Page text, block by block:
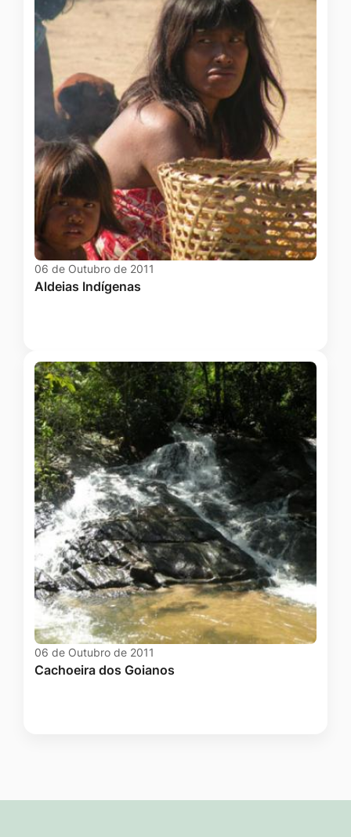
06 de Outubro de 2011
Aldeias Indígenas
06 de Outubro de 2011
Cachoeira dos Goianos